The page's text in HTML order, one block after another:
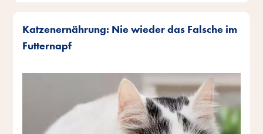
Katzenernährung: Nie wieder das Falsche im
Futternapf